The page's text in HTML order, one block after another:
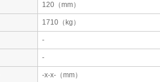
120（mm）
1710（kg）
-
-
-x-x-（mm）